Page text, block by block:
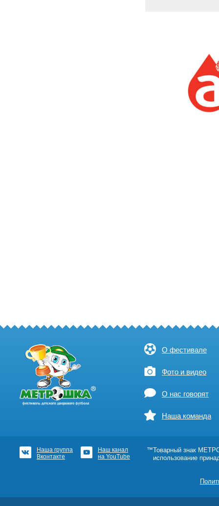
О фестивале
Фото и видео
О нас говорят
Наша команда
Наша группа
Вконтакте
Наш канал
на YouTube
™Товарный знак
использование